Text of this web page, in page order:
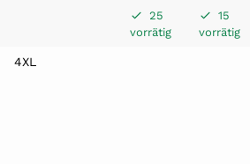
25
vorrätig
15
vorrätig
4XL